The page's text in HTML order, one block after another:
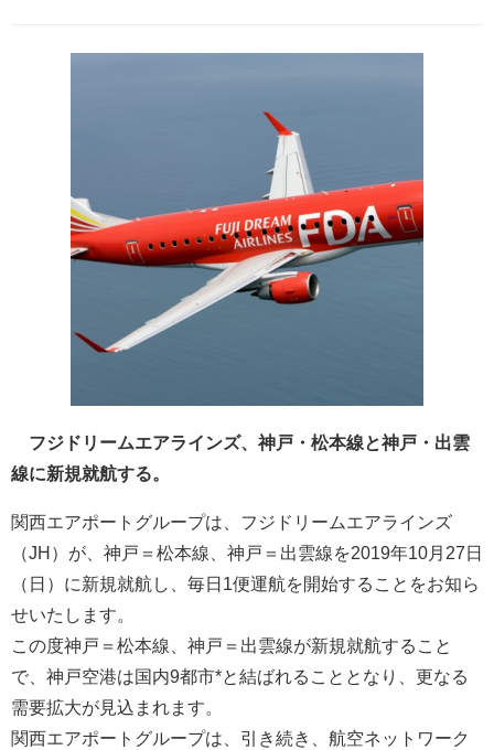
フジドリームエアラインズ、神戸・松本線と神戸・出雲
線に新規就航する。
関西エアポートグループは、フジドリームエアラインズ
（JH）が、神戸＝松本線、神戸＝出雲線を2019年10月27日
（日）に新規就航し、毎日1便運航を開始することをお知ら
せいたします。
この度神戸＝松本線、神戸＝出雲線が新規就航すること
で、神戸空港は国内9都市*と結ばれることとなり、更なる
需要拡大が見込まれます。
関西エアポートグループは、引き続き、航空ネットワーク